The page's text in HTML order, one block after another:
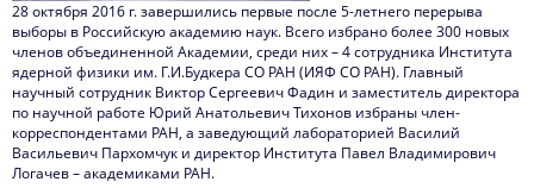
28 октября 2016 г. завершились первые после 5-летнего перерыва
выборы в Российскую академию наук. Всего избрано более 300 новых
членов объединенной Академии, среди них – 4 сотрудника Института
ядерной физики им. Г.И.Будкера СО РАН (ИЯФ СО РАН). Главный
научный сотрудник Виктор Сергеевич Фадин и заместитель директора
по научной работе Юрий Анатольевич Тихонов избраны член-
корреспондентами РАН, а заведующий лабораторией Василий
Васильевич Пархомчук и директор Института Павел Владимирович
Логачев – академиками РАН.